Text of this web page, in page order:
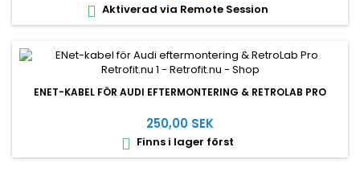
 Aktiverad via Remote Session
ENET-KABEL FÖR AUDI EFTERMONTERING & RETROLAB PRO
250,00 SEK
 Finns i lager först